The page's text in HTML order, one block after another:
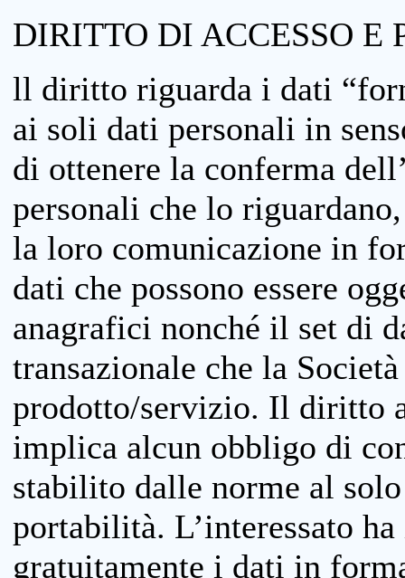
DIRITTO DI ACCESSO
ll diritto riguarda i dati
ai soli dati personali in
di ottenere la conferma
personali che lo
la loro comunicazione in
dati che possono essere
anagrafici nonché il set di
transazionale che la
prodotto/servizio. Il diritto
implica alcun obbligo di
stabilito dalle norme al
portabilità. L’interessato
gratuitamente i dati in